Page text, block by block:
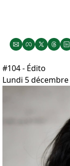
#104 - Édito
Lundi 5 décembre